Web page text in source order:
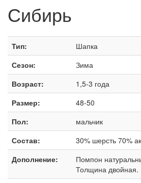
Сибирь
Тип:
Шапка
Сезон:
Зима
Возраст:
1,5-3 года
Размер:
48-50
Пол:
мальчик
Состав:
30% шерсть 70%
Дополнение:
Помпон
Толщина двойная.